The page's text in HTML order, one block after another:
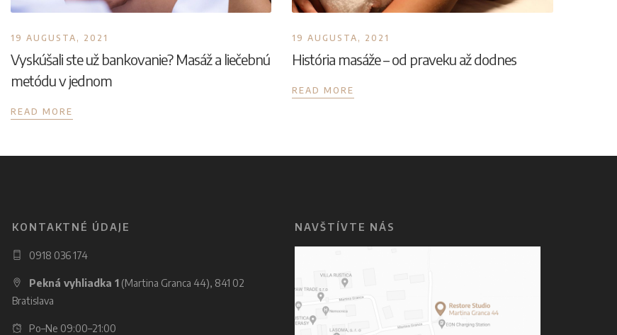
19 AUGUSTA, 2021
Vyskúšali ste už bankovanie? Masáž a liečebnú
metódu v jednom
READ MORE
19 AUGUSTA, 2021
História masáže – od praveku až dodnes
READ MORE
KONTAKTNÉ ÚDAJE
0918 036 174
Pekná vyhliadka 1(Martina Granca 44), 841 02
Bratislava
Po–Ne 09:00–21:00
NAVŠTÍVTE NÁS